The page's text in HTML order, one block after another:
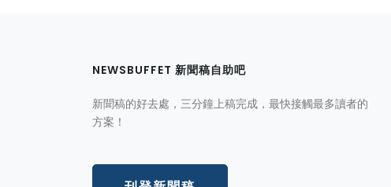
NEWSBUFFET 新聞稿自助吧
新聞稿的好去處，三分鐘上稿完成，最快接觸最多讀者的
方案！